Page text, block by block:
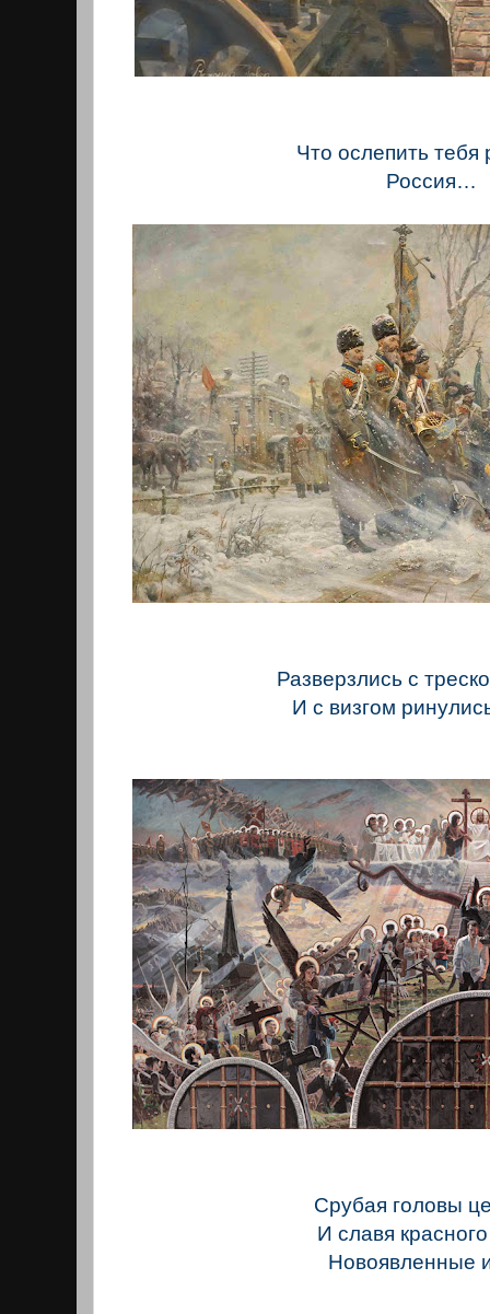
Что ослепить
Россия…
Разверзлись с
И с визгом
Срубая головы
И славя
Новоявленные